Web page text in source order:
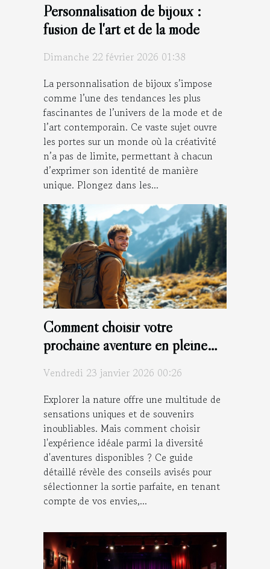
Personnalisation de bijoux :
fusion de l'art et de la mode
Dimanche 22 février 2026 01:38
La personnalisation de bijoux s’impose
comme l’une des tendances les plus
fascinantes de l’univers de la mode et de
l’art contemporain. Ce vaste sujet ouvre
les portes sur un monde où la créativité
n’a pas de limite, permettant à chacun
d’exprimer son identité de manière
unique. Plongez dans les...
Comment choisir votre
prochaine aventure en pleine
Vendredi 23 janvier 2026 00:26
Explorer la nature offre une multitude de
sensations uniques et de souvenirs
inoubliables. Mais comment choisir
l'expérience idéale parmi la diversité
d'aventures disponibles ? Ce guide
détaillé révèle des conseils avisés pour
sélectionner la sortie parfaite, en tenant
compte de vos envies,...